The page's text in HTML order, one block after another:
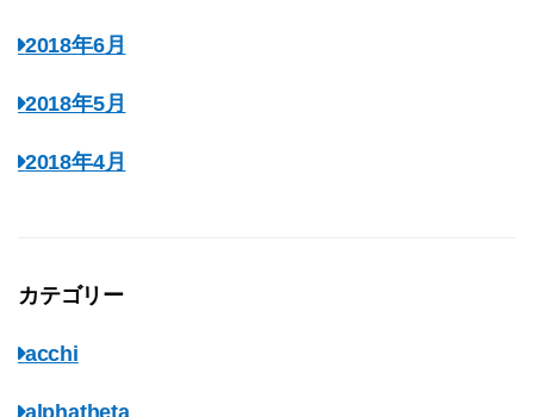
2018年6月
2018年5月
2018年4月
カテゴリー
acchi